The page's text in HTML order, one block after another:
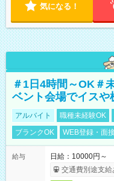
気になる！
＃1日4時間～OK＃
ベント会場でイスや
アルバイト 職種未経験OK
ブランクOK
WEB登録・面
給与
日給：10000円～
交通費別途支給